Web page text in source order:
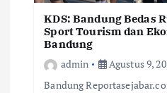
KDS: Bandung Bedas
Sport Tourism dan
Bandung
admin
Agustus 9,
Bandung